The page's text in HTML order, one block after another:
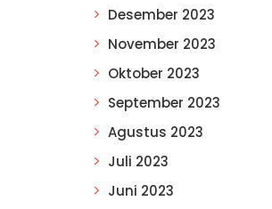
Desember 2023
November 2023
Oktober 2023
September 2023
Agustus 2023
Juli 2023
Juni 2023